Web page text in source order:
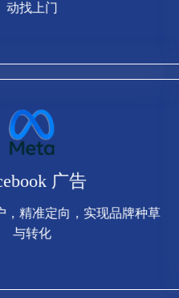
动找上门
Google 广告
广告
，精准定向，实现品牌种草
与转化广告
，精准定向，实现品牌种草
查看更多